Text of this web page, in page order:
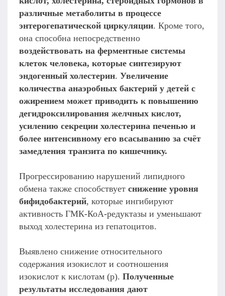
различные метаболиты в процессе
энтерогепатической циркуляции. Кроме того,
она способна непосредственно
воздействовать на ферментные системы
клеток человека, которые синтезируют
эндогенный холестерин.Увеличение
количества анаэробных бактерий у детей с
ожирением может приводить к повышению
дегидроксилирования желчных кислот,
усилению секреции холестерина печенью и
более интенсивному его всасыванию за счёт
замедления транзита по кишечнику.
Прогрессированию нарушений липидного
обмена также способствуетснижение уровня
бифидобактерий, которые ингибируют
активность ГМК-КоА-редуктазы и уменьшают
выход холестерина из гепатоцитов.
Выявлено снижение относительного
содержания изокислот и соотношения
изокислот к кислотам (р).Полученные
результаты исследования дают